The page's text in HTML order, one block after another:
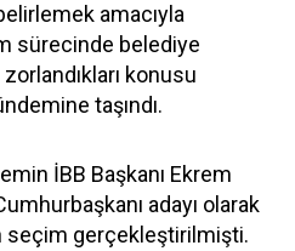
amacıyla
sürecinde belediye
konusu
taşındı.
İBB Başkanı Ekrem
adayı olarak
seçim gerçekleştirilmişti.